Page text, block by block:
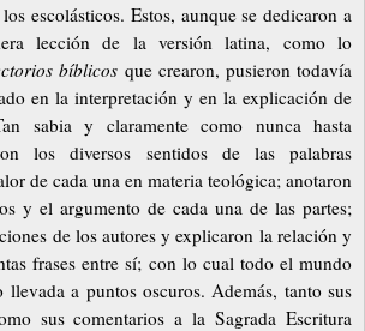
escolásticos. Estos, aunque se dedicaron a
lección de la versión latina, como lo
bíblicos que crearon, pusieron todavía
en la interpretación y en la explicación de
sabia y claramente como nunca hasta
los diversos sentidos de las palabras
de cada una en materia teológica; anotaron
y el argumento de cada una de las partes;
de los autores y explicaron la relación y
frases entre sí; con lo cual todo el mundo
a puntos oscuros. Además, tanto sus
sus comentarios a la Sagrada Escritura